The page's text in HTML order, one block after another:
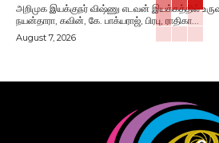
அறிமுக இயக்குநர் விஷ்ணு எடவன் இயக்கத்தில்
நயன்தாரா, கவின், கே. பாக்யராஜ், பிரபு, ராதிகா...
August 7, 2026